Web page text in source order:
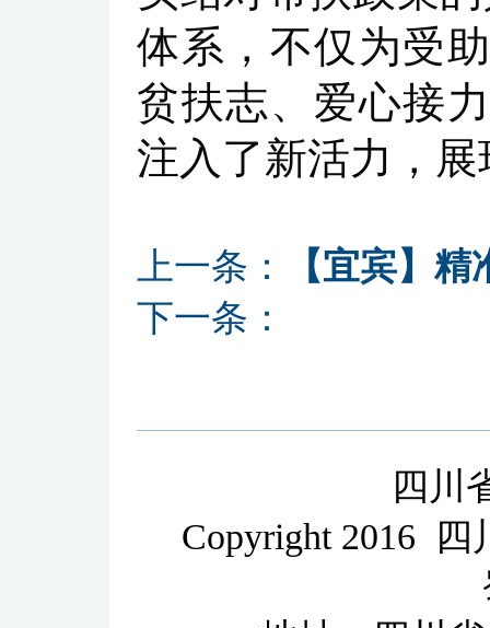
体系，不仅为受
贫扶志、爱心接
注入了新活力，
上一条：
【宜宾】
下一条：
四川
Copyright 2016 四